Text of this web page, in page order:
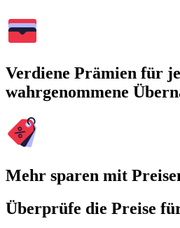
Verdiene Prämien für
wahrgenommene
Mehr sparen mit
Überprüfe die Preise